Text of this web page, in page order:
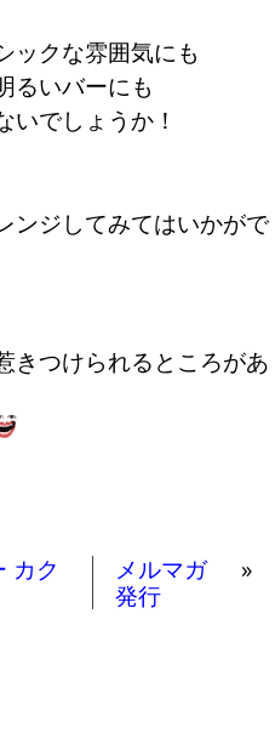
ックな雰囲気にも
るいバーにも
いでしょうか！
ンジしてみてはいかがで
きつけられるところがあ
カク
メルマガ
発行
»